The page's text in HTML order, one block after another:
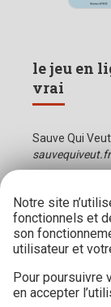
le jeu en
vrai
Sauve Qui Veut
sauvequiveut.fr
Notre site
fonctionnels et
son
utilisateur et
Pour poursuivre
en accepter